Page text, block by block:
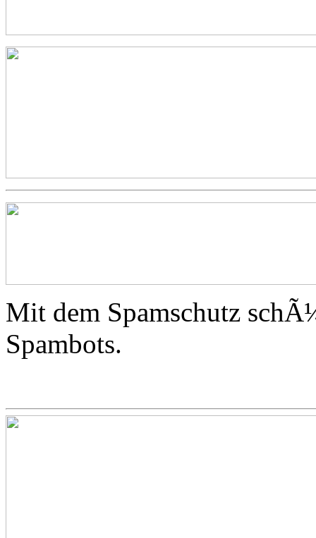
Mit dem Spamschutz
Spambots.